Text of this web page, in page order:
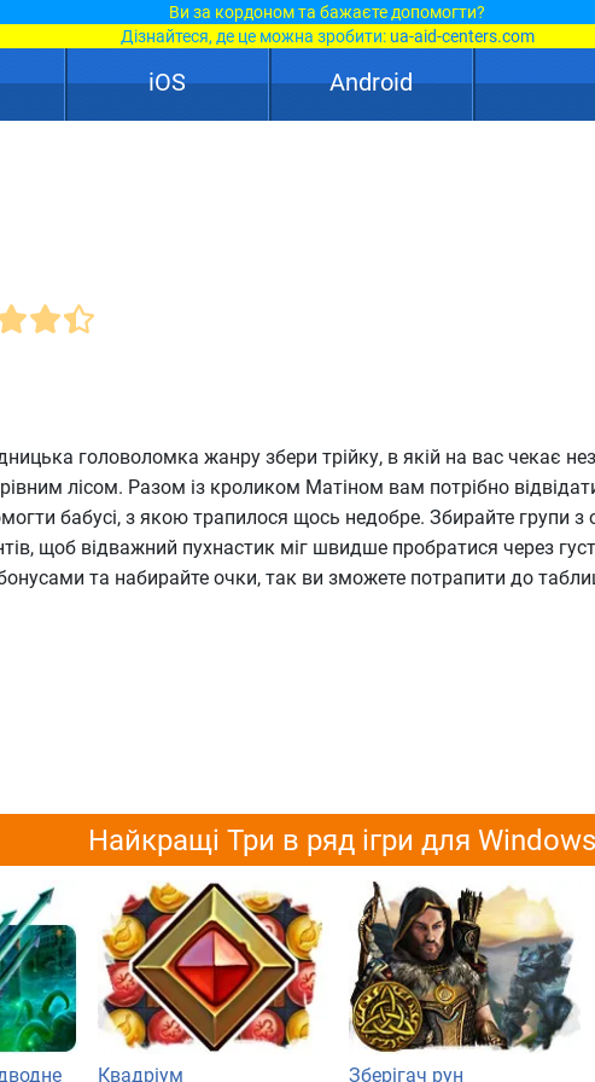
Ви за кордоном та бажаєте допомогти?
Дізнайтеся, де це можна зробити: ua-aid-centers.com
iOS Android
головоломка жанру збери трійку, в якій на вас чекає
лісом. Разом із кроликом Матіном вам потрібно
бабусі, з якою трапилося щось недобре. Збирайте групи з
щоб відважний пухнастик міг швидше пробратися через
та набирайте очки, так ви зможете потрапити до
Найкращі Три в ряд ігри для Windows
Квадріум Зберігач рун